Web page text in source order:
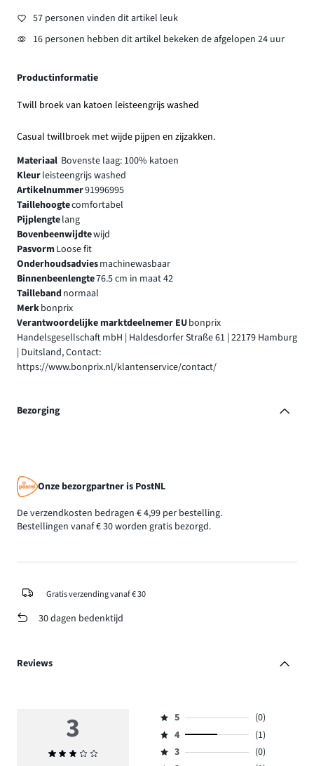
57 personen vinden dit artikel leuk
16 personen hebben dit artikel bekeken de afgelopen 24 uur
Productinformatie
Twill broek van katoen leisteengrijs washed
Casual twillbroek met wijde pijpen en zijzakken.
Materiaal Bovenste laag: 100% katoen
Kleurleisteengrijs washed
Artikelnummer91996995
Taillehoogtecomfortabel
Pijplengtelang
Bovenbeenwijdtewijd
PasvormLoose fit
Onderhoudsadviesmachinewasbaar
Binnenbeenlengte76.5 cm in maat 42
Taillebandnormaal
Merkbonprix
Verantwoordelijke marktdeelnemer EUbonprix
Handelsgesellschaft mbH | Haldesdorfer Straße 61 | 22179 Hamburg
| Duitsland, Contact:
https://www.bonprix.nl/klantenservice/contact/
Bezorging
Onze bezorgpartner is PostNL
De verzendkosten bedragen € 4,99 per bestelling.
Bestellingen vanaf € 30 worden gratis bezorgd.
Gratis verzending vanaf € 30
30 dagen bedenktijd
Reviews
3
Gemiddelde
Beoordeling
5,
aantal
5
(0)
Beoordeling
4,
4
(1)
Beoordeling
3
(0)